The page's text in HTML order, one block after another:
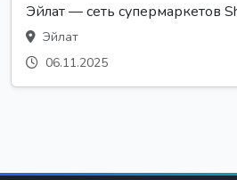
Эйлат — сеть супермаркетов
Эйлат
06.11.2025